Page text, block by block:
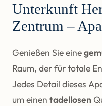
Unterkunft
Zentrum –
Genießen Sie eine
Raum, der für totale
Jedes Detail dieses
um einen tadellosen